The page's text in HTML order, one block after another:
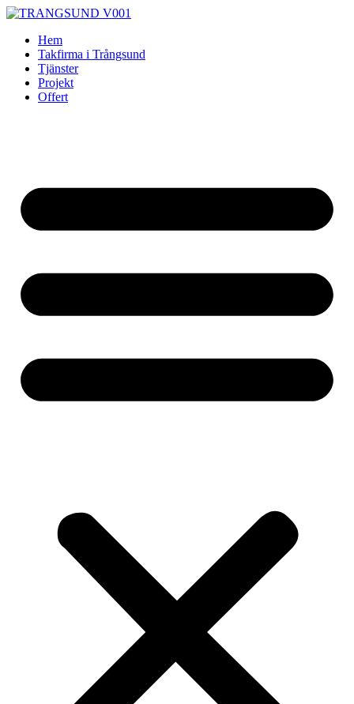
Skip
contentHem
Takfirma i Trångsund
Tjänster
Projekt
Offert